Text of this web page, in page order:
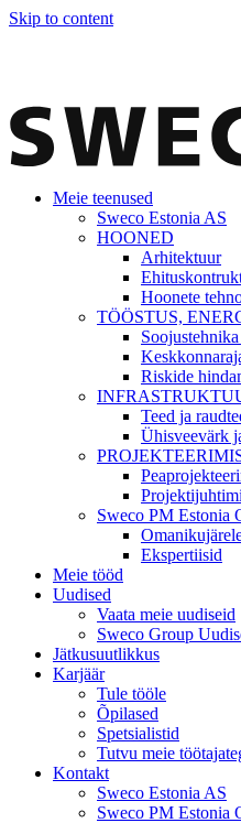
Skip to content
Meie teenused
Sweco Estonia AS
HOONED
Arhitektuur
Hoonete
TÖÖSTUS,
Riskide
Teed ja
Ühisveevärk
Sweco PM Estonia
Ekspertiisid
Meie tööd
Uudised
Vaata meie uudiseid
Sweco Group
Jätkusuutlikkus
Karjäär
Tule tööle
Õpilased
Spetsialistid
Tutvu meie
Kontakt
Sweco Estonia AS
Sweco PM Estonia